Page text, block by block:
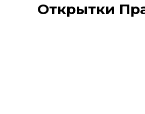
Открытки